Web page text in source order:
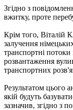
Згідно з
вжитку, проте
Крім того, Віталій
залучення
транспортні потоки
розвантаження
транспортних
Результатом цього
якій будуть
зазначив, згідно з